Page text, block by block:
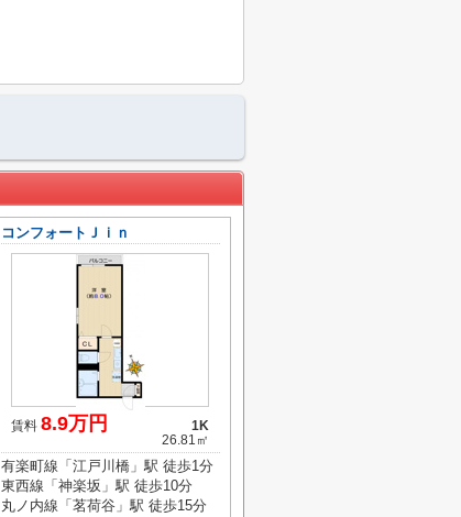
コンフォートＪｉｎ
賃料 8.9万円
1K
26.81㎡
有楽町線「江戸川橋」駅 徒歩1分
東西線「神楽坂」駅 徒歩10分
丸ノ内線「茗荷谷」駅 徒歩15分